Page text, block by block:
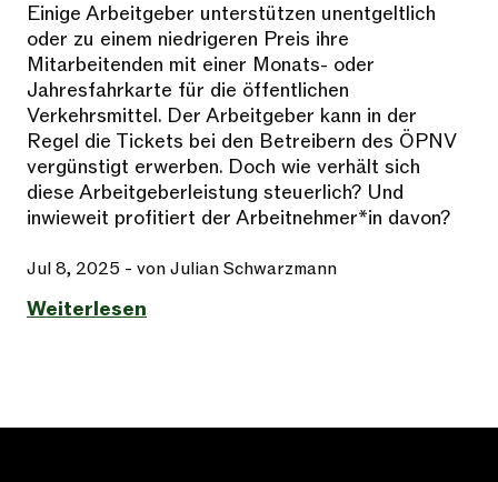
Einige Arbeitgeber unterstützen unentgeltlich
oder zu einem niedrigeren Preis ihre
Mitarbeitenden mit einer Monats- oder
Jahresfahrkarte für die öffentlichen
Verkehrsmittel. Der Arbeitgeber kann in der
Regel die Tickets bei den Betreibern des ÖPNV
vergünstigt erwerben. Doch wie verhält sich
diese Arbeitgeberleistung steuerlich? Und
inwieweit profitiert der Arbeitnehmer*in davon?
Jul 8, 2025 - von Julian Schwarzmann
Weiterlesen